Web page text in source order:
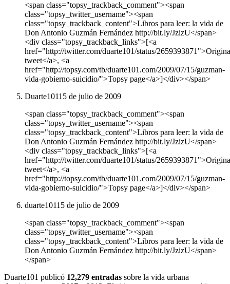
<span class="topsy_trackback_comment"><span
class="topsy_twitter_username"><span
class="topsy_trackback_content">Libros para leer: la vida de
Don Antonio Guzmán Fernández http://bit.ly/JzizU</span>
<div class="topsy_trackback_links">[<a
href="http://twitter.com/duarte101/status/
tweet</a>, <a
href="http://topsy.com/tb/duarte101.com/2009/07/15/guzman-
vida-gobierno-suicidio/">Topsy page</a>]</div></span>
Duarte10115 de julio de 2009
<span class="topsy_trackback_comment"><span
class="topsy_twitter_username"><span
class="topsy_trackback_content">Libros para leer: la vida de
Don Antonio Guzmán Fernández http://bit.ly/JzizU</span>
<div class="topsy_trackback_links">[<a
href="http://twitter.com/duarte101/status/
tweet</a>, <a
href="http://topsy.com/tb/duarte101.com/2009/07/15/guzman-
vida-gobierno-suicidio/">Topsy page</a>]</div></span>
duarte10115 de julio de 2009
<span class="topsy_trackback_comment"><span
class="topsy_twitter_username"><span
class="topsy_trackback_content">Libros para leer: la vida de
Don Antonio Guzmán Fernández http://bit.ly/JzizU</span>
</span>
Duarte101 publicó 12,279 entradas sobre la vida urbana